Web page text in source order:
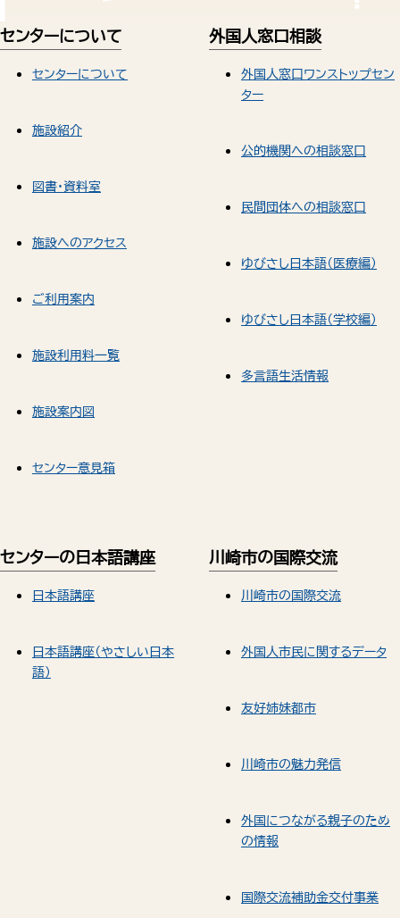
センターについて
センターについて
施設紹介
図書・資料室
施設へのアクセス
ご利用案内
施設利用料一覧
施設案内図
センター意見箱
外国人窓口相談
外国人窓口ワンストップセン
ター
公的機関への相談窓口
民間団体への相談窓口
ゆびさし日本語（医療編）
ゆびさし日本語（学校編）
多言語生活情報
センターの日本語講座
日本語講座
日本語講座（やさしい日本
語）
川崎市の国際交流
川崎市の国際交流
外国人市民に関するデータ
友好姉妹都市
川崎市の魅力発信
外国につながる親子のため
の情報
国際交流補助金交付事業